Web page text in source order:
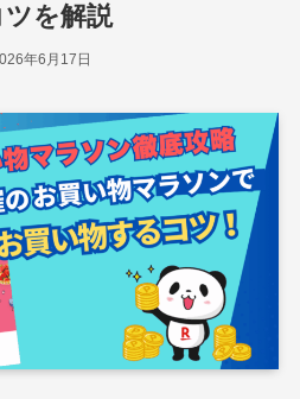
を解説
年6月17日